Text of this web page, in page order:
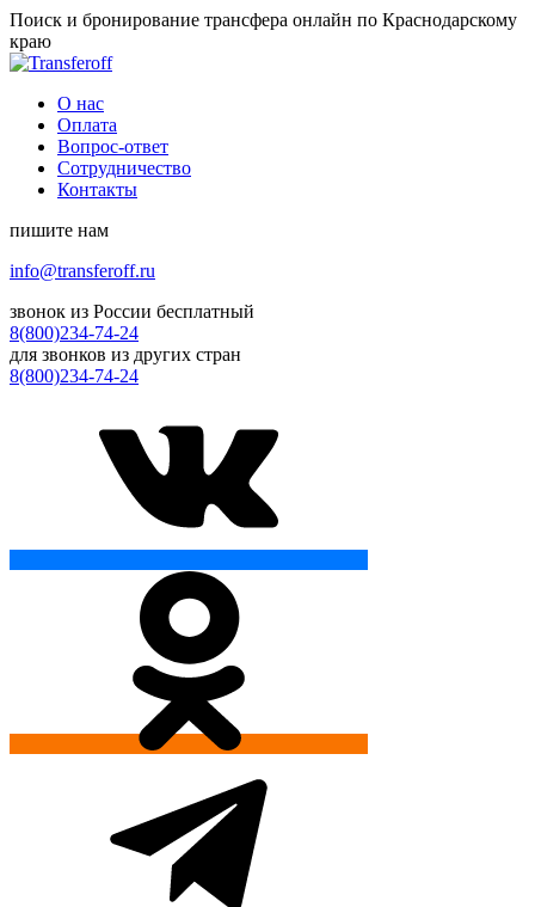
Поиск и бронирование трансфера онлайн по Краснодарскому
краю
О нас
Оплата
Вопрос-ответ
Сотрудничество
Контакты
пишите нам
info@transferoff.ru
звонок из России бесплатный
8(800)234-74-24
для звонков из других стран
8(800)234-74-24